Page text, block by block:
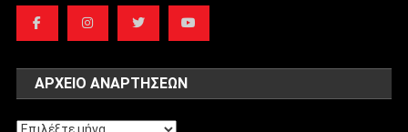
ΑΡΧΕΊΟ ΑΝΑΡΤΉΣΕΩΝ
Αρχείο